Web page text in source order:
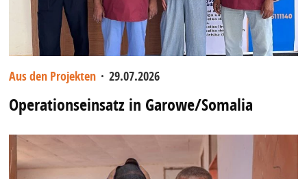
Aus den Projekten · 29.07.2026
Operationseinsatz in Garowe/Somalia